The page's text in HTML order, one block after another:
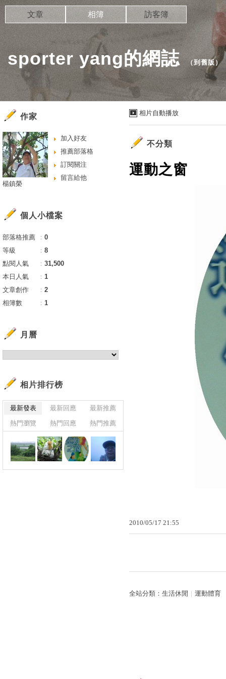
sporter yang的網誌（到舊版 ）
文章 相簿 訪客簿
相片自動播放
不分類
運動之窗
2010/05/17 21:55
全站分類： 生活休閒 運動體育
作家
加入好友
推薦部落格
訂閱關注
留言給他
楊鎮榮
個人小檔案
部落格推薦 ： 0
等級
： 8
點閱人氣
： 31,500
本日人氣
： 1
文章創作
： 2
相簿數
： 1
月曆
相片排行榜
最新發表 最新回應
最新推薦
熱門瀏覽
熱門回應 熱門推薦